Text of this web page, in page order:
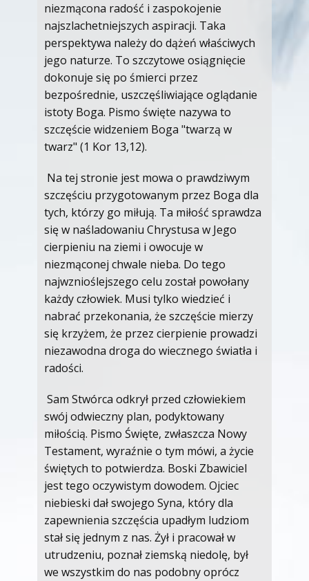
niezmącona radość i zaspokojenie
najszlachetniejszych aspiracji. Taka
perspektywa należy do dążeń właściwych
jego naturze. To szczytowe osiągnięcie
dokonuje się po śmierci przez
bezpośrednie, uszczęśliwiające oglądanie
istoty Boga. Pismo święte nazywa to
szczęście widzeniem Boga "twarzą w
twarz" (1 Kor 13,12).
Na tej stronie jest mowa o prawdziwym
szczęściu przygotowanym przez Boga dla
tych, którzy go miłują. Ta miłość sprawdza
się w naśladowaniu Chrystusa w Jego
cierpieniu na ziemi i owocuje w
niezmąconej chwale nieba. Do tego
najwznioślejszego celu został powołany
każdy człowiek. Musi tylko wiedzieć i
nabrać przekonania, że szczęście mierzy
się krzyżem, że przez cierpienie prowadzi
niezawodna droga do wiecznego światła i
radości.
Sam Stwórca odkrył przed człowiekiem
swój odwieczny plan, podyktowany
miłością. Pismo Święte, zwłaszcza Nowy
Testament, wyraźnie o tym mówi, a życie
świętych to potwierdza. Boski Zbawiciel
jest tego oczywistym dowodem. Ojciec
niebieski dał swojego Syna, który dla
zapewnienia szczęścia upadłym ludziom
stał się jednym z nas. Żył i pracował w
utrudzeniu, poznał ziemską niedolę, był
we wszystkim do nas podobny oprócz